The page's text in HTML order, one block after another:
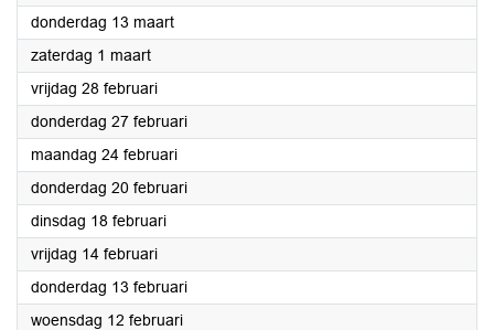
donderdag 13 maart2025
zaterdag 1 maart2025
vrijdag 28 februari2025
donderdag 27 februari2025
maandag 24 februari2025
donderdag 20 februari2025
dinsdag 18 februari2025
vrijdag 14 februari2025
donderdag 13 februari2025
woensdag 12 februari2025